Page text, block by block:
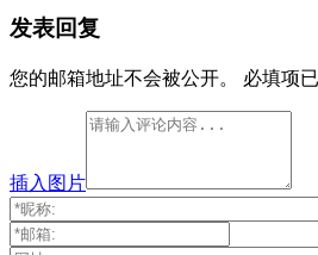
发表回复
您的邮箱地址不会被公开。 必填项
插入图片